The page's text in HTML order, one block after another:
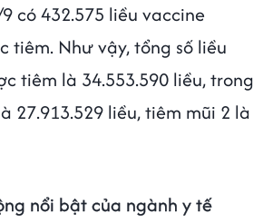
có 432.575 liều vaccine
tiêm. Như vậy, tổng số liều
tiêm là 34.553.590 liều, trong
27.913.529 liều, tiêm mũi 2 là
nổi bật của ngành y tế